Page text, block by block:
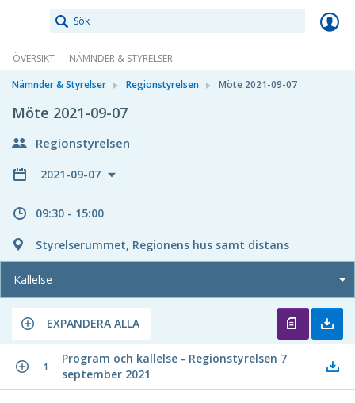
ÖVERSIKT
NÄMNDER & STYRELSER
Nämnder & Styrelser
Regionstyrelsen Möte 2021-09-07
Möte 2021-09-07
Regionstyrelsen
2021-09-07
09:30 - 15:00
Styrelserummet, Regionens hus samt distans
Kallelse
EXPANDERA ALLA
1
Program och kallelse - Regionstyrelsen 7
september 2021